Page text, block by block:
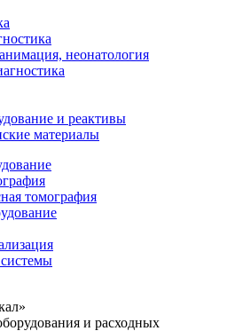
неонатология
и реактивы
материалы
томография
и расходных